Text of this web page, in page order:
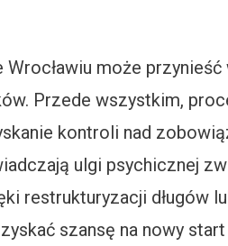
Wrocławiu może
Przede wszystkim,
kontroli nad
ulgi psychicznej
restrukturyzacji długów
szansę na nowy